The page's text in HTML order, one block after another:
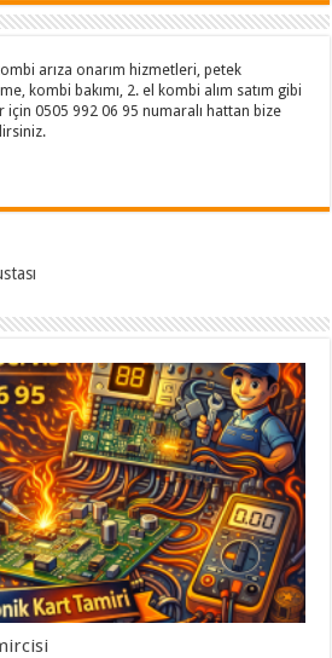
arıza onarım hizmetleri, petek
kombi bakımı, 2. el kombi alım satım gibi
için 0505 992 06 95 numaralı hattan bize